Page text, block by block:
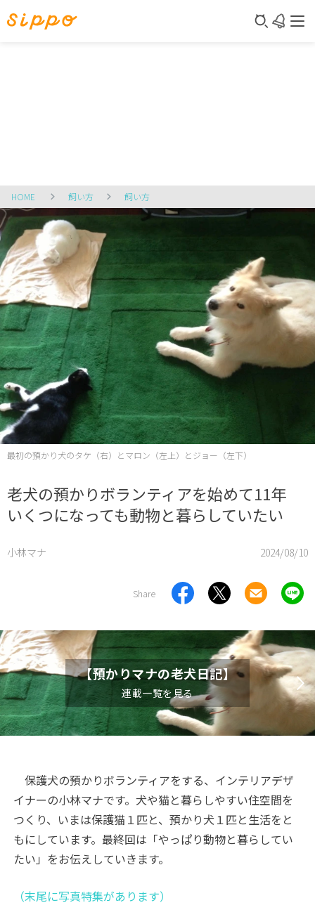
HOME 飼い方 飼い方
最初の預かり犬のタケ（右）とマロン（左上）とジョー（左下）
老犬の預かりボランティアを始めて11年
いくつになっても動物と暮らしていたい
小林マナ 2024/08/10
Share
【預かりマナの老犬日記】
連載一覧を見る
保護犬の預かりボランティアをする、インテリアデザ
イナーの小林マナです。犬や猫と暮らしやすい住空間を
つくり、いまは保護猫１匹と、預かり犬１匹と生活をと
もにしています。最終回は「やっぱり動物と暮らしてい
たい」をお伝えしていきます。
（末尾に写真特集があります）